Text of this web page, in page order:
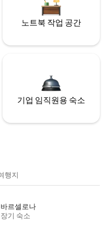
노트북 작업 공간
기업 임직원용 숙소
행지
바르셀로나
장기 숙소